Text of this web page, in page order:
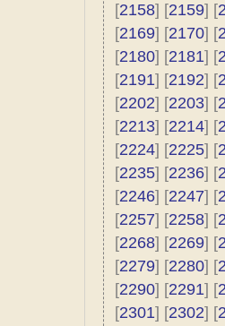
[2158] [2159] [
[2169] [2170] [
[2180] [2181] [
[2191] [2192] [
[2202] [2203] [
[2213] [2214] [
[2224] [2225] [
[2235] [2236] [
[2246] [2247] [
[2257] [2258] [
[2268] [2269] [
[2279] [2280] [
[2290] [2291] [
[2301] [2302] [